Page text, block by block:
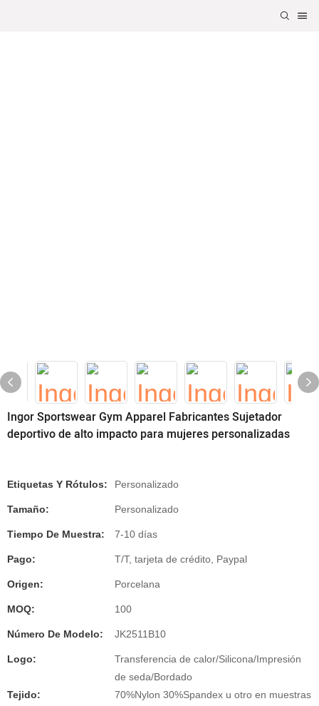
Ingor Sportswear Gym Apparel Fabricantes Sujetador
deportivo de alto impacto para mujeres personalizadas
Etiquetas Y Rótulos: Personalizado
Tamaño: Personalizado
Tiempo De Muestra: 7-10 días
Pago: T/T, tarjeta de crédito, Paypal
Origen: Porcelana
MOQ: 100
Número De Modelo: JK2511B10
Logo:
Transferencia de calor/Silicona/Impresión
de seda/Bordado
Tejido:
70%Nylon 30%Spandex u otro en muestras